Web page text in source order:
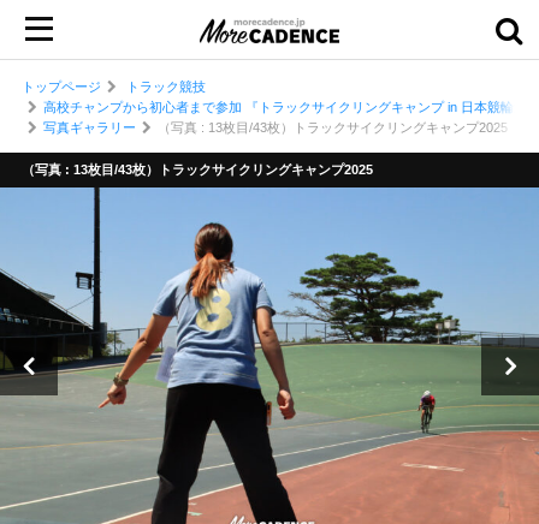
トップページ
トラック競技
高校チャンプから初心者まで参加 『トラックサイクリングキャンプ in 日本競輪選
写真ギャラリー
（写真 : 13枚目/43枚）トラックサイクリングキャンプ2025
（写真 : 13枚目/43枚）トラックサイクリングキャンプ2025